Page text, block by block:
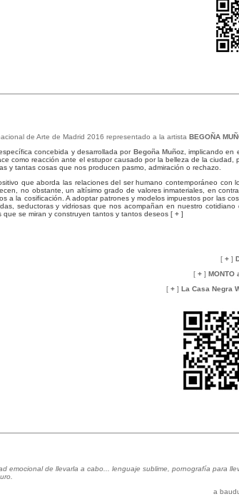
de Arte de Madrid 2016 representado a la artista BEGOÑA
concebida y desarrollada por Begoña Muñoz, implicando en
como reacción ante el estupor causado por la belleza de la ciudad,
y tantas cosas que nos producen pasmo, admiración o rechazo.
que aborda las relaciones del ser humano contemporáneo con
no obstante, un altísimo grado de valores inmateriales, en
a la cosificación. A adoptar patrones y modelos impuestos por las
seductoras y vidriosas que nos acompañan en nuestro cotidiano
se miran y construyen tantos y tantos deseos [ + ]
[ + ]
[ + ] MONTO
[ + ] La Casa Negra
emocional de llevarla a cabo... lenguaje sublime, pornografía para
a